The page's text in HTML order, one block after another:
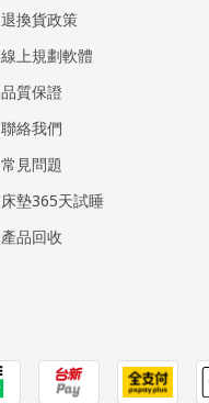
退換貨政策
線上規劃軟體
品質保證
聯絡我們
常見問題
床墊365天試睡
產品回收